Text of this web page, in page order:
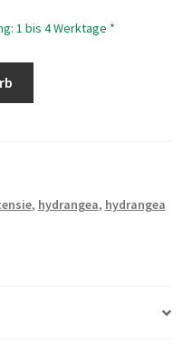
1 bis 4 Werktage *
, hydrangea, hydrangea